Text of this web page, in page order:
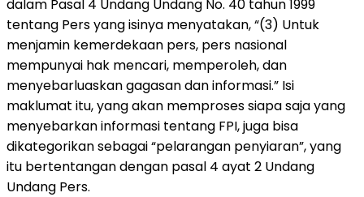
dalam Pasal 4 Undang Undang No. 40 tahun 1999
tentang Pers yang isinya menyatakan, “(3) Untuk
menjamin kemerdekaan pers, pers nasional
mempunyai hak mencari, memperoleh, dan
menyebarluaskan gagasan dan informasi.” Isi
maklumat itu, yang akan memproses siapa saja yang
menyebarkan informasi tentang FPI, juga bisa
dikategorikan sebagai “pelarangan penyiaran”, yang
itu bertentangan dengan pasal 4 ayat 2 Undang
Undang Pers.